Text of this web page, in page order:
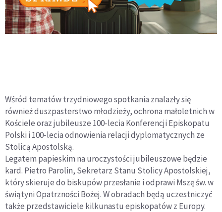
Wśród tematów trzydniowego spotkania znalazły się
również duszpasterstwo młodzieży, ochrona małoletnich w
Kościele oraz jubileusze 100-lecia Konferencji Episkopatu
Polski i 100-lecia odnowienia relacji dyplomatycznych ze
Stolicą Apostolską.
Legatem papieskim na uroczystości jubileuszowe będzie
kard. Pietro Parolin, Sekretarz Stanu Stolicy Apostolskiej,
który skieruje do biskupów przesłanie i odprawi Mszę św. w
świątyni Opatrzności Bożej. W obradach będą uczestniczyć
także przedstawiciele kilkunastu episkopatów z Europy.